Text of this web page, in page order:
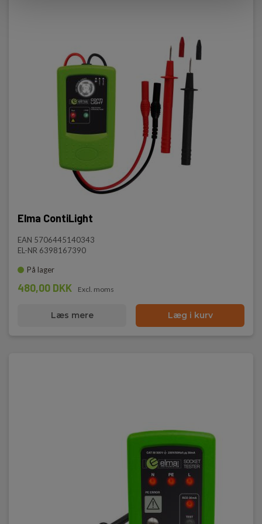
Elma ContiLight
EAN 5706445140343
EL-NR 6398167390
På lager
480,00 DKK Excl. moms
Læs mere Læg i kurv